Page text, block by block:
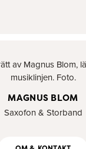
MAGNUS BLOM
Saxofon & Storband